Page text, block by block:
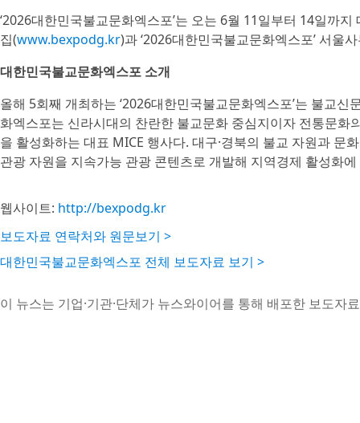
‘2026대한민국불교문화엑스포’는 오는 6월 11일부터 14일까
집(www.bexpodg.kr)과 ‘2026대한민국불교문화엑스포’ 서울
대한민국불교문화엑스포 소개
올해 5회째 개최하는 ‘2026대한민국불교문화엑스포’는 불교
화엑스포는 신라시대의 찬란한 불교문화 중심지이자 전통문
을 활성화하는 대표 MICE 행사다. 대구·경북의 불교 자원과 문
관광 자원을 지속가능 관광 콘텐츠로 개발해 지역경제 활성화
웹사이트: http://bexpodg.kr
보도자료 연락처와 원문보기 >
대한민국불교문화엑스포 전체 보도자료 보기 >
이 뉴스는 기업·기관·단체가 뉴스와이어를 통해 배포한 보도자